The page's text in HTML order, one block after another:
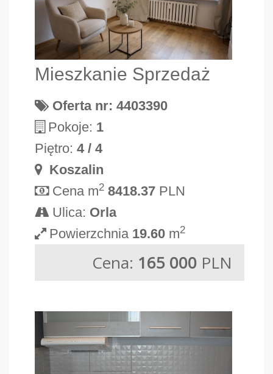
Mieszkanie Sprzedaż
Oferta nr: 4403390
Pokoje: 1
Piętro:4 / 4
Koszalin
Cena m2 8418.37 PLN
Ulica: Orla
Powierzchnia 19.60 m2
Cena: 165 000 PLN